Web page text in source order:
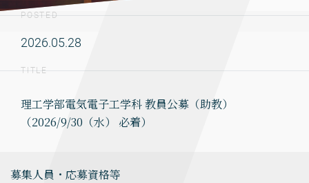
POSTED
2026.05.28
TITLE
理工学部電気電子工学科 教員公募（助教）
（2026/9/30（水） 必着）
募集人員・応募資格等